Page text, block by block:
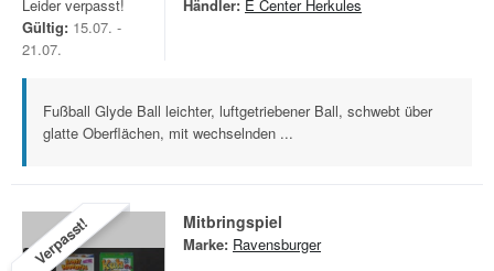
Leider verpasst!
Gültig: 15.07. -
21.07.
Händler: E Center Herkules
Fußball Glyde Ball leichter, luftgetriebener Ball, schwebt über
glatte Oberflächen, mit wechselnden ...
Verpasst! Mitbringspiel
Marke: Ravensburger